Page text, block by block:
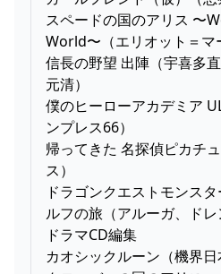
スペードの国のアリス 〜
World〜（エリオット＝マ
信長の野望 出陣（宇喜多
元清）
僕のヒーローアカデミア
ンプレス66）
帰ってきた 名探偵ピカチ
ス）
ドラゴンクエストモンス
ルフの旅（アルーガ、ドレ
ドラマCD編集
カオシックルーン（機界日